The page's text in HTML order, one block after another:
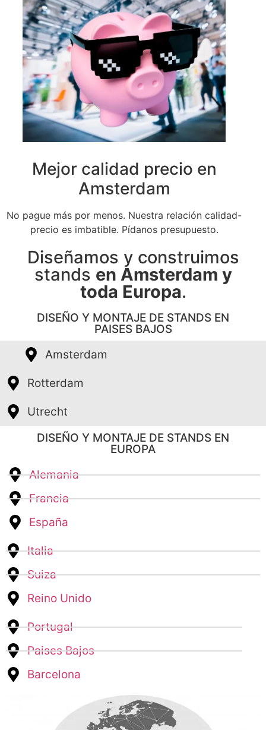
Mejor calidad precio en
Amsterdam
No pague más por menos. Nuestra relación calidad-
precio es imbatible. Pídanos presupuesto.
Diseñamos y construimos
stands en Amsterdam y
toda Europa.
DISEÑO Y MONTAJE DE STANDS EN
PAISES BAJOS
Amsterdam
Rotterdam
Utrecht
DISEÑO Y MONTAJE DE STANDS EN
EUROPA
Alemania
Francia
España
Italia
Suiza
Reino Unido
Portugal
Paises Bajos
Barcelona